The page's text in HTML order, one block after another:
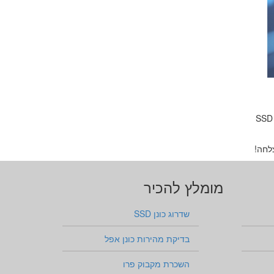
יש לכם מחשב מק, איימק או מקבוק שנחלש או נתקע על מערכת הפעלה ישנה? אל תוותרו עליו! שדרוג תוכנה בשיטת OpenCore בשילוב SSD
מומלץ להכיר
שדרוג כונן SSD
בדיקת מהירות כונן אפל
השכרת מקבוק פרו